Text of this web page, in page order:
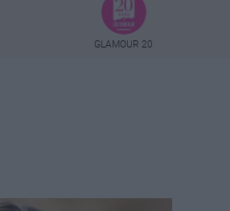
GLAMOUR 20